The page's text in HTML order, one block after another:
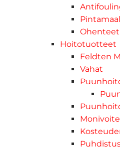
Ohenteet
Hoitotuotteet
Feldten
Vahat